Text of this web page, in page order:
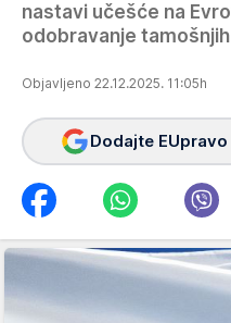
nastavi učešće na
odobravanje
Objavljeno 22.12.2025. 11:05h
Dodajte